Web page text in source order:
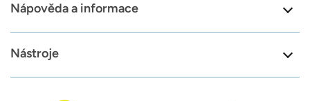
Nápověda a informace
Nástroje